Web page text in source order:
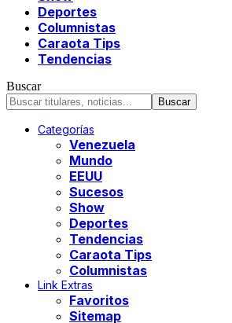
Deportes
Columnistas
Caraota Tips
Tendencias
Buscar
Categorías
Venezuela
Mundo
EEUU
Sucesos
Show
Deportes
Tendencias
Caraota Tips
Columnistas
Link Extras
Favoritos
Sitemap